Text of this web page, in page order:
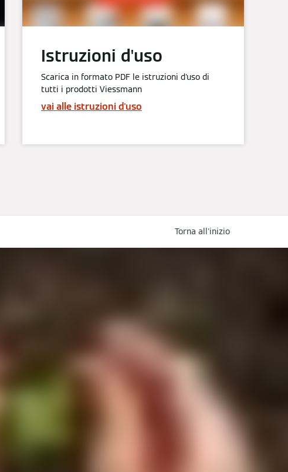
Istruzioni d'uso
Scarica in formato PDF le istruzioni d'uso di
tutti i prodotti Viessmann
vai alle istruzioni d'uso
Torna all'inizio